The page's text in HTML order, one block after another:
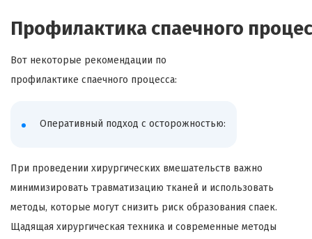
Профилактика спаечного
Вот некоторые рекомендации по
профилактике спаечного процесса:
Оперативный подход с осторожностью:
При проведении хирургических вмешательств важно
минимизировать травматизацию тканей и использовать
методы, которые могут снизить риск образования спаек.
Щадящая хирургическая техника и современные методы